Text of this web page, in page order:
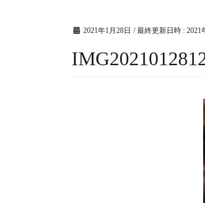
2021年1月28日 / 最終更新日時 : 2021